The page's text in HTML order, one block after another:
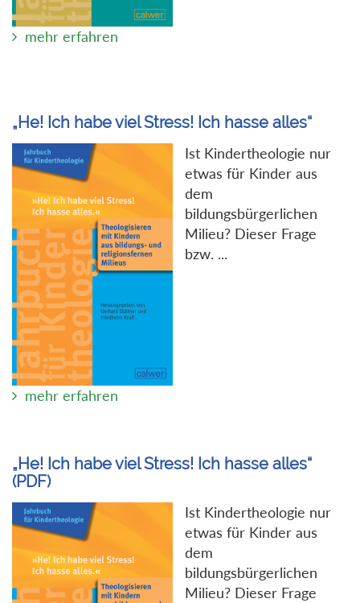
mehr erfahren
„He! Ich habe viel Stress! Ich hasse alles“
Ist Kindertheologie nur
etwas für Kinder aus
dem
bildungsbürgerlichen
Milieu? Dieser Frage
bzw. ...
mehr erfahren
„He! Ich habe viel Stress! Ich hasse alles“
(PDF)
Ist Kindertheologie nur
etwas für Kinder aus
dem
bildungsbürgerlichen
Milieu? Dieser Frage